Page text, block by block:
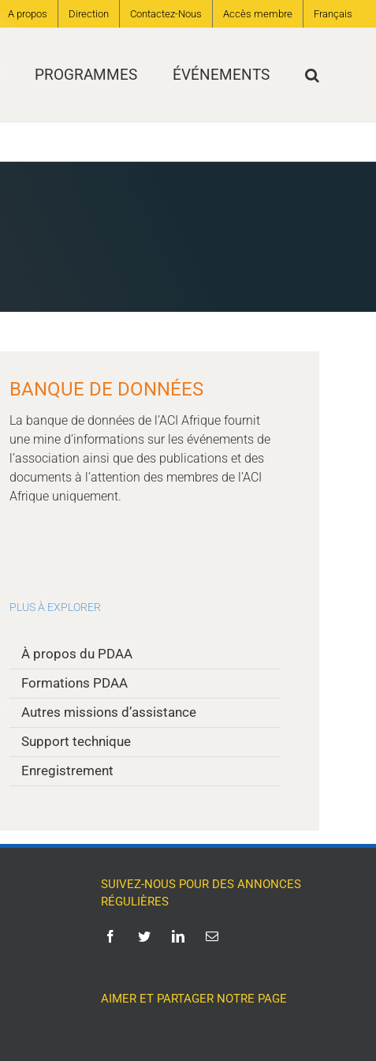
A propos Direction Contactez-Nous Accès membre Français
PROGRAMMES ÉVÉNEMENTS
BANQUE DE DONNÉES
La banque de données de l’ACI Afrique fournit
une mine d’informations sur les événements de
l’association ainsi que des publications et des
documents à l’attention des membres de l’ACI
Afrique uniquement.
PLUS À EXPLORER
À propos du PDAA
Formations PDAA
Autres missions d’assistance
Support technique
Enregistrement
SUIVEZ-NOUS POUR DES ANNONCES
RÉGULIÈRES
AIMER ET PARTAGER NOTRE PAGE